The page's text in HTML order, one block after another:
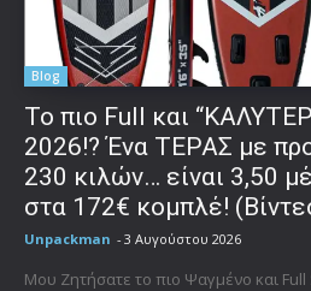
Blog
To πιο Full και
2026!? Ένα ΤΕΡΑΣ με
230 κιλών… είναι 3,50
στα 172€ κομπλέ!
Unpackman - 3 Αυγούστου 2026
Μου Ζητήσατε το πιο Ψαγμένο και Full